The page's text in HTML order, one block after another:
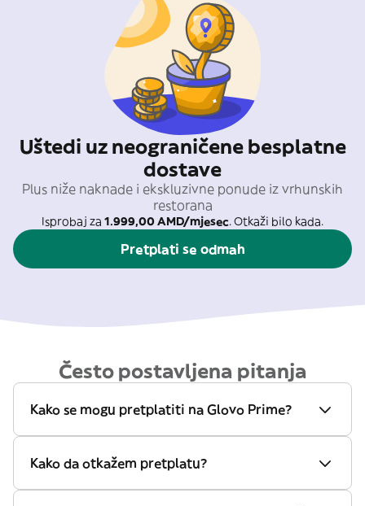
Uštedi uz neograničene besplatne
dostave
Plus niže naknade i ekskluzivne ponude iz vrhunskih
restorana
Isprobaj za 1.999,00 AMD/mjesec. Otkaži bilo kada.
Pretplati se odmah
Često postavljena pitanja
Kako se mogu pretplatiti na Glovo Prime?
Kako da otkažem pretplatu?